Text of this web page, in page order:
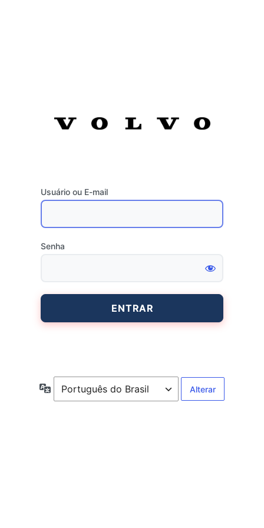
Usuário ou E-mail
Senha
Idioma